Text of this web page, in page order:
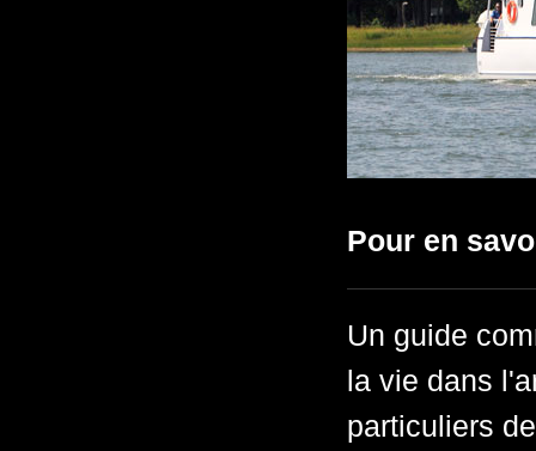
Pour en
Un guide
la vie dans
particuliers